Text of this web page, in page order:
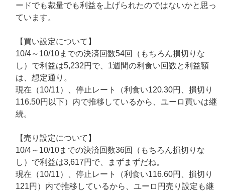
ードでも裁量でも利益を上げられたのではないかと思っ
ています。
【買い設定について】
10/4～10/10までの決済回数54回（もちろん損切りな
し）で利益は5,232円で、1週間の利食い回数と利益額
は、想定通り。
現在（10/11）、停止レート（利食い120.30円、損切り
116.50円以下）内で推移しているから、ユーロ買いは継
続。
【売り設定について】
10/4～10/10までの決済回数36回（もちろん損切りな
し）で利益は3,617円で、まずまずだね。
現在（10/11）、停止レート（利食い116.60円、損切り
121円）内で推移しているから、ユーロ円売り設定も継